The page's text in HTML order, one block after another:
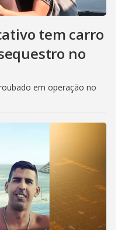
tem carro
no
em operação no